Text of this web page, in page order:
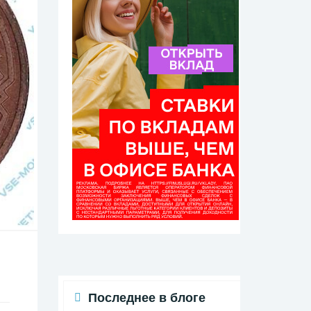
Последнее в блоге